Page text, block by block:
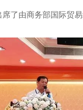
了由商务部国际贸